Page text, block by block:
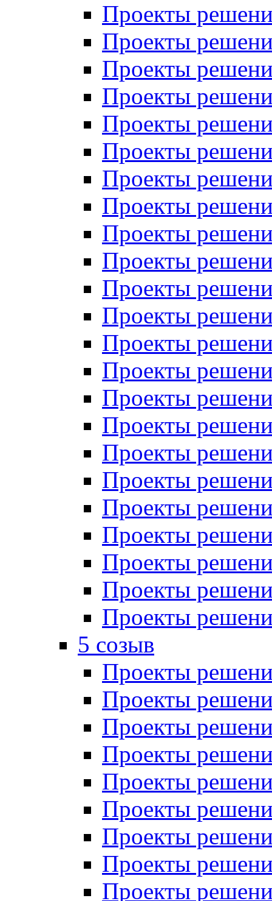
Проекты
Проекты
Проекты
Проекты
Проекты
Проекты
Проекты
Проекты
Проекты
Проекты
Проекты
Проекты
Проекты
Проекты
Проекты
Проекты
Проекты
Проекты
Проекты
Проекты
Проекты
Проекты
Проекты
5 созыв
Проекты
Проекты
Проекты
Проекты
Проекты
Проекты
Проекты
Проекты
Проекты